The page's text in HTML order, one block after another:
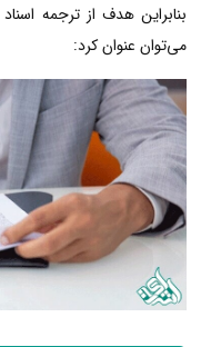
بنابراین هدف از ترجمه
می‌توان عنوان کرد: